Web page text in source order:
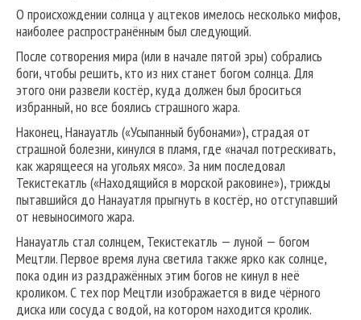
О происхождении солнца у ацтеков имелось несколько мифов,
наиболее распространённым был следующий.
После сотворения мира (или в начале пятой эры) собрались
боги, чтобы решить, кто из них станет богом солнца. Для
этого они развели костёр, куда должен был броситься
избранный, но все боялись страшного жара.
Наконец, Нанауатль («Усыпанный бубонами»), страдая от
страшной болезни, кинулся в пламя, где «начал потрескивать,
как жарящееся на угольях мясо». За ним последовал
Текистекатль («Находящийся в морской раковине»), трижды
пытавшийся до Нанауатля прыгнуть в костёр, но отступавший
от невыносимого жара.
Нанауатль стал солнцем, Текистекатль — луной — богом
Мецтли. Первое время луна светила также ярко как солнце,
пока один из раздражённых этим богов не кинул в неё
кроликом. С тех пор Мецтли изображается в виде чёрного
диска или сосуда с водой, на котором находится кролик.